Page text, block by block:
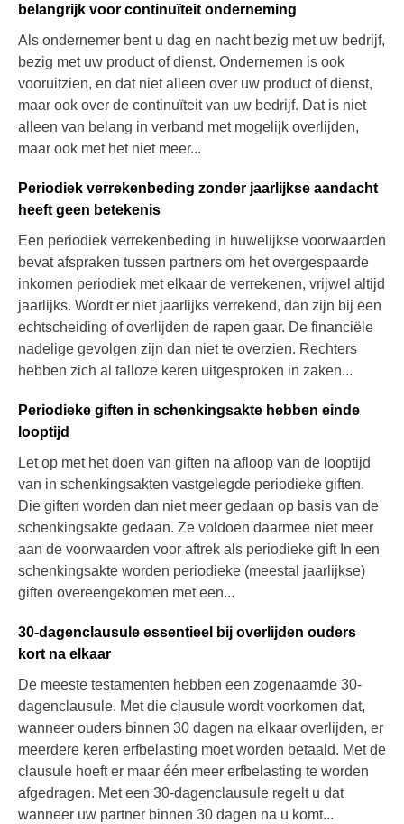
belangrijk voor continuïteit onderneming
Als ondernemer bent u dag en nacht bezig met uw bedrijf,
bezig met uw product of dienst. Ondernemen is ook
vooruitzien, en dat niet alleen over uw product of dienst,
maar ook over de continuïteit van uw bedrijf. Dat is niet
alleen van belang in verband met mogelijk overlijden,
maar ook met het niet meer...
Periodiek verrekenbeding zonder jaarlijkse aandacht
heeft geen betekenis
Een periodiek verrekenbeding in huwelijkse voorwaarden
bevat afspraken tussen partners om het overgespaarde
inkomen periodiek met elkaar de verrekenen, vrijwel altijd
jaarlijks. Wordt er niet jaarlijks verrekend, dan zijn bij een
echtscheiding of overlijden de rapen gaar. De financiële
nadelige gevolgen zijn dan niet te overzien. Rechters
hebben zich al talloze keren uitgesproken in zaken...
Periodieke giften in schenkingsakte hebben einde
looptijd
Let op met het doen van giften na afloop van de looptijd
van in schenkingsakten vastgelegde periodieke giften.
Die giften worden dan niet meer gedaan op basis van de
schenkingsakte gedaan. Ze voldoen daarmee niet meer
aan de voorwaarden voor aftrek als periodieke gift In een
schenkingsakte worden periodieke (meestal jaarlijkse)
giften overeengekomen met een...
30-dagenclausule essentieel bij overlijden ouders
kort na elkaar
De meeste testamenten hebben een zogenaamde 30-
dagenclausule. Met die clausule wordt voorkomen dat,
wanneer ouders binnen 30 dagen na elkaar overlijden, er
meerdere keren erfbelasting moet worden betaald. Met de
clausule hoeft er maar één meer erfbelasting te worden
afgedragen. Met een 30-dagenclausule regelt u dat
wanneer uw partner binnen 30 dagen na u komt...